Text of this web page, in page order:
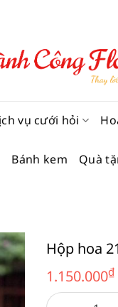
vụ cưới hỏi
Bánh kem Quà
Hộp hoa
1.150.000₫
Hộp hoa 21